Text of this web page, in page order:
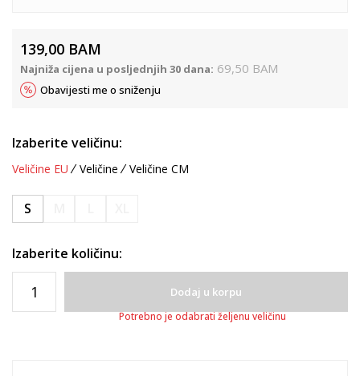
139,00 BAM
Najniža cijena u posljednjih 30 dana: 69,50 BAM
Obavijesti me o sniženju
Izaberite veličinu:
Veličine EU Veličine Veličine CM
S
Izaberite količinu:
Dodaj u korpu
Potrebno je odabrati željenu veličinu